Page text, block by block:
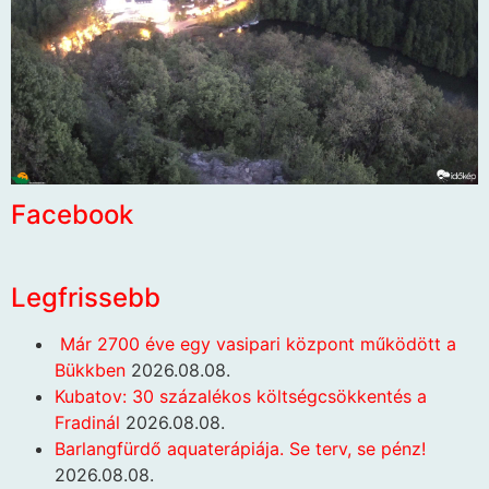
Facebook
Legfrissebb
Már 2700 éve egy vasipari központ működött a
Bükkben 2026.08.08.
Kubatov: 30 százalékos költségcsökkentés a
Fradinál 2026.08.08.
Barlangfürdő aquaterápiája. Se terv, se pénz!
2026.08.08.